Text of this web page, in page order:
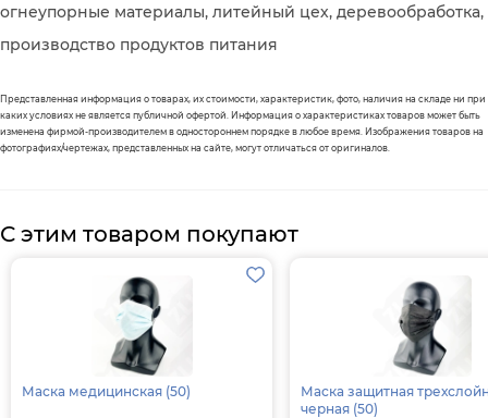
огнеупорные материалы, литейный цех, деревообработка,
производство продуктов питания
Представленная информация о товарах, их стоимости, характеристик, фото, наличия на складе ни при
каких условиях не является публичной офертой. Информация о характеристиках товаров может быть
изменена фирмой-производителем в одностороннем порядке в любое время. Изображения товаров на
фотографиях/чертежах, представленных на сайте, могут отличаться от оригиналов.
С этим товаром покупают
Маска медицинская (50)
Маска защитная
черная (50)